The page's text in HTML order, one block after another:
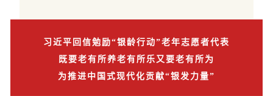
习近平回信勉励“银龄行动”老年志愿者代表
既要老有所养老有所乐又要老有所为
为推进中国式现代化贡献“银发力量”